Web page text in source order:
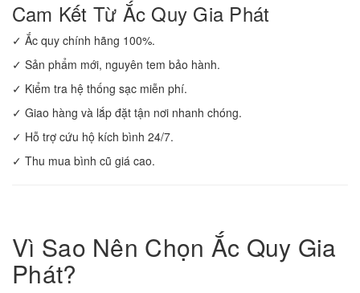
Cam Kết Từ Ắc Quy Gia Phát
✓ Ắc quy chính hãng 100%.
✓ Sản phẩm mới, nguyên tem bảo hành.
✓ Kiểm tra hệ thống sạc miễn phí.
✓ Giao hàng và lắp đặt tận nơi nhanh chóng.
✓ Hỗ trợ cứu hộ kích bình 24/7.
✓ Thu mua bình cũ giá cao.
Vì Sao Nên Chọn Ắc Quy Gia
Phát?